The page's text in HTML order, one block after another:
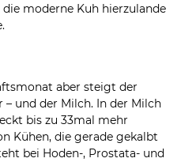
moderne Kuh hierzulande
aber steigt der
und der Milch. In der Milch
bis zu 33mal mehr
Kühen, die gerade gekalbt
bei Hoden-, Prostata- und